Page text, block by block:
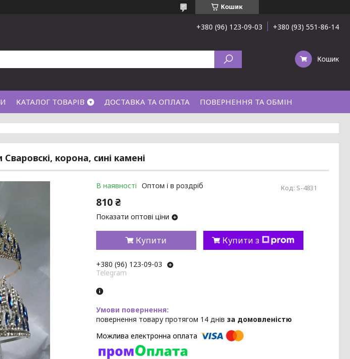
Кошик
+380 (96) 123-09-03 +380 (93) 551-86-14
Кошик
КАТАЛОГ ТОВАРІВ ДОСТАВКА ТА ОПЛАТА ПОВЕРНЕННЯ ТА ОБМІН
корона, сині камені
В наявності Оптом і в роздріб Код: S-4831
810 ₴
Показати оптові ціни
Купити Купити з
+380 (96) 123-09-03
Telegram
повернення товару протягом 14 днів за домовленістю